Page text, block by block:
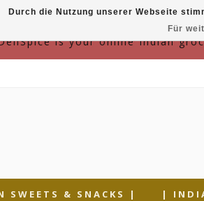
is your online Indian
SWEETS & SNACKS | |
Durch die Nutzung unserer Webseite
Für